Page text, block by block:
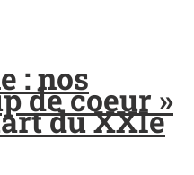
: nos
de coeur »
du XXIe